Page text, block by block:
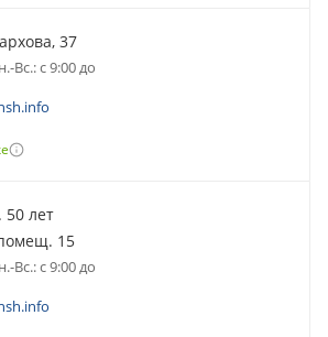
37
Вс.: с 9:00 до
50 лет
15
Вс.: с 9:00 до